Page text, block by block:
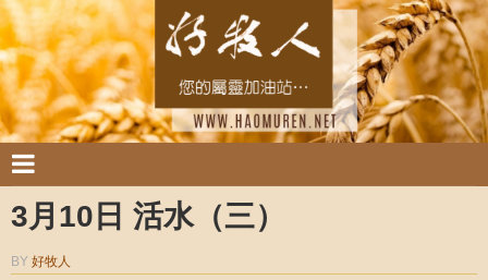
3月10日 活水（三）
BY 好牧人